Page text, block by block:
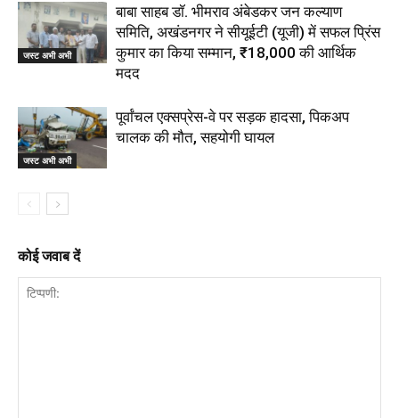
जस्ट अभी अभी
बाबा साहब डॉ. भीमराव अंबेडकर जन कल्याण
समिति, अखंडनगर ने सीयूईटी (यूजी) में सफल प्रिंस
कुमार का किया सम्मान, ₹18,000 की आर्थिक
मदद
जस्ट अभी अभी
पूर्वांचल एक्सप्रेस-वे पर सड़क हादसा, पिकअप
चालक की मौत, सहयोगी घायल
कोई जवाब दें